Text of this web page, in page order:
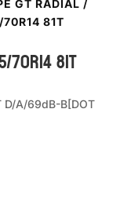
GT RADIAL /
81T
70R14 81T
D/A/69dB-B[DOT